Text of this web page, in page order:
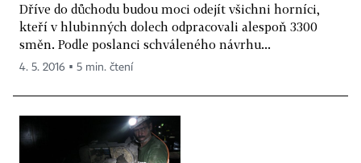
Dříve do důchodu budou moci odejít všichni horníci,
kteří v hlubinných dolech odpracovali alespoň 3300
směn. Podle poslanci schváleného návrhu...
4. 5. 2016 ▪ 5 min. čtení